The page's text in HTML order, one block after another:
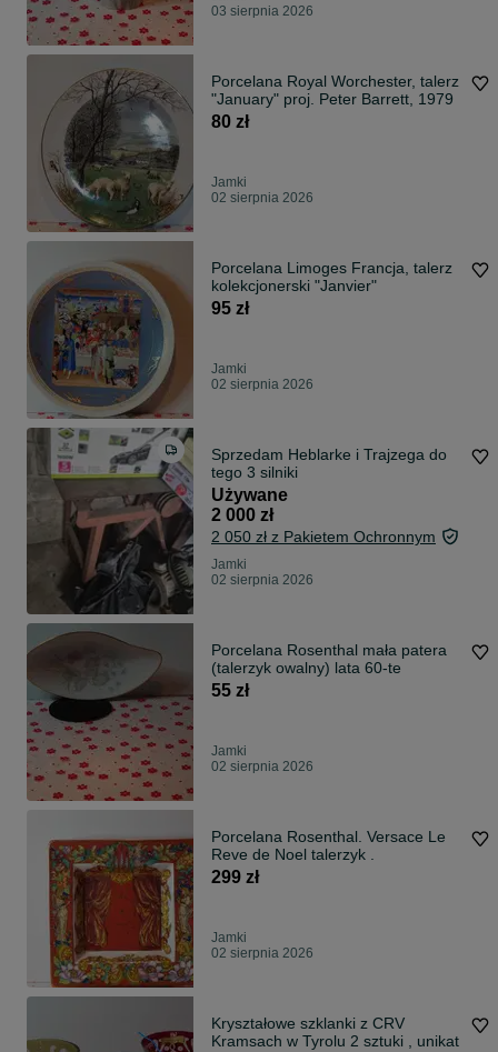
03 sierpnia 2026
Porcelana Royal Worchester, talerz
"January" proj. Peter Barrett, 1979
80 zł
Jamki
02 sierpnia 2026
Porcelana Limoges Francja, talerz
kolekcjonerski "Janvier"
95 zł
Jamki
02 sierpnia 2026
Sprzedam Heblarke i Trajzega do
tego 3 silniki
Używane
2 000 zł
2 050 zł z Pakietem Ochronnym
Jamki
02 sierpnia 2026
Porcelana Rosenthal mała patera
(talerzyk owalny) lata 60-te
55 zł
Jamki
02 sierpnia 2026
Porcelana Rosenthal. Versace Le
Reve de Noel talerzyk .
299 zł
Jamki
02 sierpnia 2026
Kryształowe szklanki z CRV
Kramsach w Tyrolu 2 sztuki , unikat